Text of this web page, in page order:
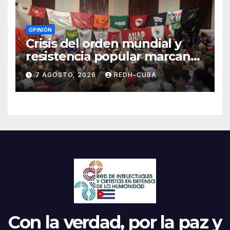
OPINIÓN
Crisis del orden mundial y
resistencia popular marcan
el inicio de la IV Asamblea
Continental de ALBA
Movimientos en Cuba
7 AGOSTO, 2026 REDH-CUBA
Con la verdad, por la paz y